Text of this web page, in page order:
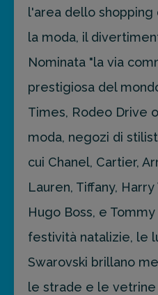
FAI PREVENTIVO
l'area dello shopping
la moda, il
Nominata "la via
prestigiosa del
Times, Rodeo Drive
moda, negozi di
cui Chanel, Cartier,
Lauren, Tiffany,
Hugo Boss, e
festività natalizie, le
Swarovski brillano
le strade e le